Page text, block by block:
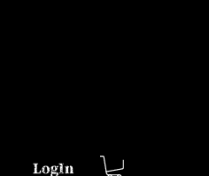
LogIn